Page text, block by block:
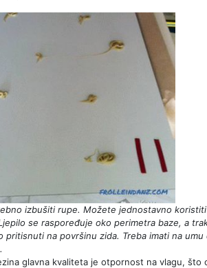
izbušiti rupe. Možete jednostavno
se raspoređuje oko perimetra baze, a
na površinu zida. Treba imati na
glavna kvaliteta je otpornost na vlagu, što